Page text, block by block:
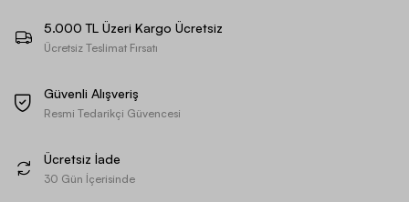
5.000 TL Üzeri Kargo Ücretsiz
Ücretsiz Teslimat Fırsatı
Güvenli Alışveriş
Resmi Tedarikçi Güvencesi
Ücretsiz İade
30 Gün İçerisinde